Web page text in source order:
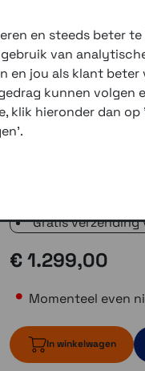
De Garmin Tread
inReach techniek
communiceren. Ook
Gratis
€ 1.299,00
Momenteel even
In winkelwagen
en steeds beter
van
jou als klant
kunnen
hieronder dan